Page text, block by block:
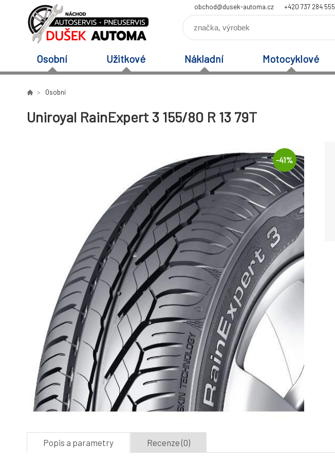
obchod@dusek-automa.cz +420 737 284 555
Osobní Užitkové Nákladní Motocyklové
Osobní
Uniroyal RainExpert 3 155/80 R 13 79T
-41%
Popis a parametry Recenze (0)